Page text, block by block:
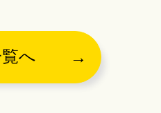
へ